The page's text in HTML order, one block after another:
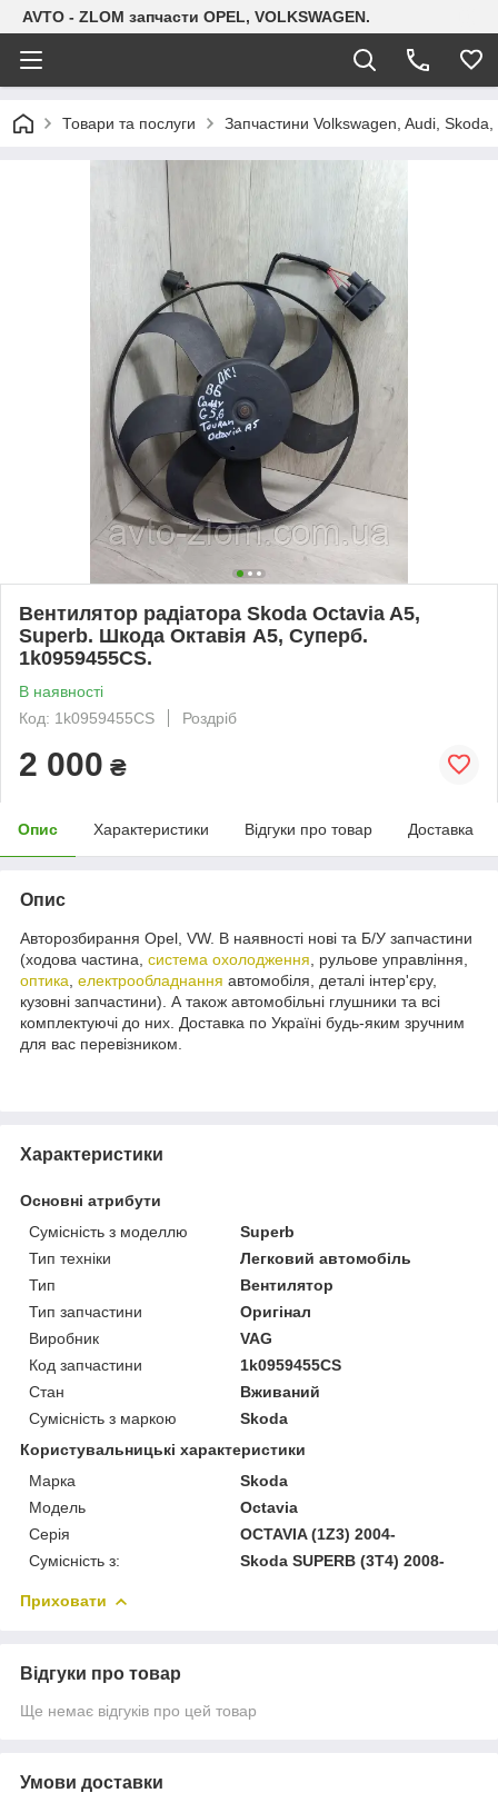
AVTO - ZLOM запчасти OPEL, VOLKSWAGEN.
Товари та послуги Запчастини Volkswagen, Audi, Skoda,
Вентилятор радіатора Skoda Octavia A5,
Superb. Шкода Октавія А5, Суперб.
1k0959455CS.
В наявності
Код: 1k0959455CS
Роздріб
2 000 ₴
Опис Характеристики Відгуки про товар Доставка
Опис
Авторозбирання Opel, VW. В наявності нові та Б/У запчастини
(ходова частина, система охолодження , рульове управління,
оптика електрообладнання автомобіля, деталі інтер'єру,
кузовні запчастини). А також автомобільні глушники та всі
комплектуючі до них. Доставка по Україні будь-яким зручним
для вас перевізником.
Характеристики
Основні атрибути
Сумісність з моделлю
Superb
Тип техніки
Легковий автомобіль
Тип
Вентилятор
Тип запчастини
Оригінал
Виробник
VAG
Код запчастини
1k0959455CS
Стан
Вживаний
Сумісність з маркою
Skoda
Користувальницькі характеристики
Марка
Skoda
Модель
Octavia
Серія
OCTAVIA (1Z3) 2004-
Сумісність з:
Skoda SUPERB (3T4) 2008-
Приховати
Відгуки про товар
Ще немає відгуків про цей товар
Умови доставки